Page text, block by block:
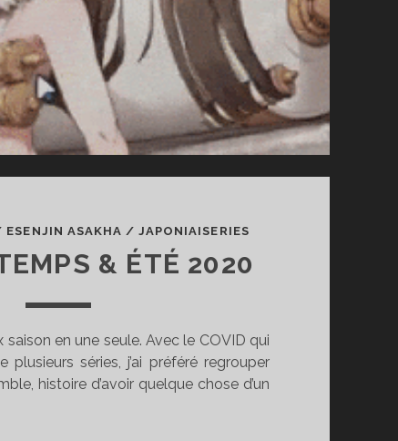
ESENJIN ASAKHA /JAPONIAISERIES
& ÉTÉ 2020
saison en une seule. Avec le COVID qui
séries, j’ai préféré regrouper
histoire d’avoir quelque chose d’un